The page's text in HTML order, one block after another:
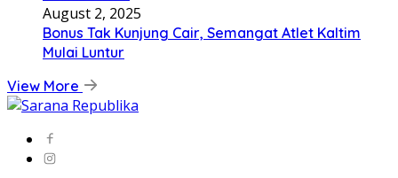
August 2, 2025
Bonus Tak Kunjung Cair, Semangat Atlet Kaltim
Mulai Luntur
View More